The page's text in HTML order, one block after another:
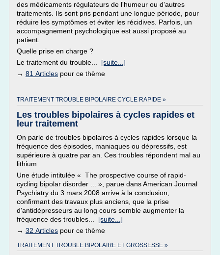
des médicaments régulateurs de l'humeur ou d'autres
traitements. Ils sont pris pendant une longue période, pour
réduire les symptômes et éviter les récidives. Parfois, un
accompagnement psychologique est aussi proposé au
patient.
Quelle prise en charge ?
Le traitement du trouble... [suite...]
→ 81 Articles pour ce thème
TRAITEMENT TROUBLE BIPOLAIRE CYCLE RAPIDE »
Les troubles bipolaires à cycles rapides et
leur traitement
On parle de troubles bipolaires à cycles rapides lorsque la
fréquence des épisodes, maniaques ou dépressifs, est
supérieure à quatre par an. Ces troubles répondent mal au
lithium .
Une étude intitulée « The prospective course of rapid-
cycling bipolar disorder ... », parue dans American Journal
Psychiatry du 3 mars 2008 arrive à la conclusion,
confirmant des travaux plus anciens, que la prise
d'antidépresseurs au long cours semble augmenter la
fréquence des troubles... [suite...]
→ 32 Articles pour ce thème
TRAITEMENT TROUBLE BIPOLAIRE ET GROSSESSE »